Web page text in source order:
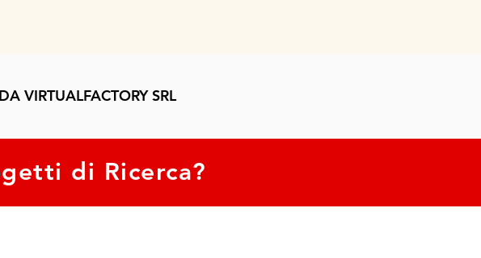
VIRTUALFACTORY SRL
di Ricerca?